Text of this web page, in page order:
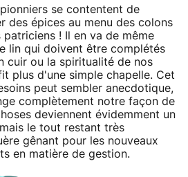
se contentent de
des épices au menu des colons
! Il en va de même
lin qui doivent être complétés
cuir ou la spiritualité de nos
plus d'une simple chapelle. Cet
peut sembler anecdotique,
complètement notre façon de
deviennent évidemment un
le tout restant très
gênant pour les nouveaux
en matière de gestion.